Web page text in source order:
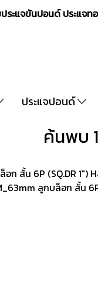
ประแจขันปอนด์ ประแจ
ประแจปอนด์
ค้นพบ
ก สั้น 6P (SQ.DR 1")
ลูกบล็อก สั้น 6P